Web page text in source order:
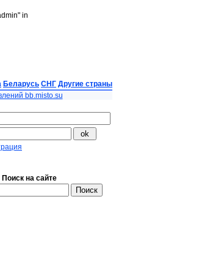
in
Беларусь СНГ Другие страны
bb.misto.su
Поиск на сайте